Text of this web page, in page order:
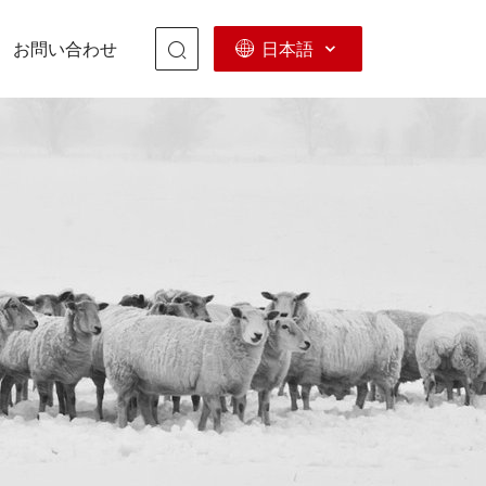
お問い合わせ 日本語